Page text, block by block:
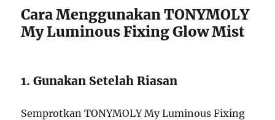
Cara Menggunakan TONYMOLY
My Luminous Fixing Glow Mist
1. Gunakan Setelah Riasan
Semprotkan TONYMOLY My Luminous Fixing